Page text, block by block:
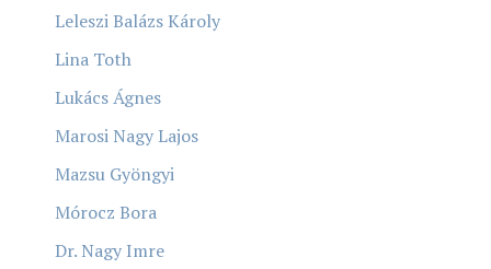
Leleszi Balázs Károly
Lina Toth
Lukács Ágnes
Marosi Nagy Lajos
Mazsu Gyöngyi
Mórocz Bora
Dr. Nagy Imre